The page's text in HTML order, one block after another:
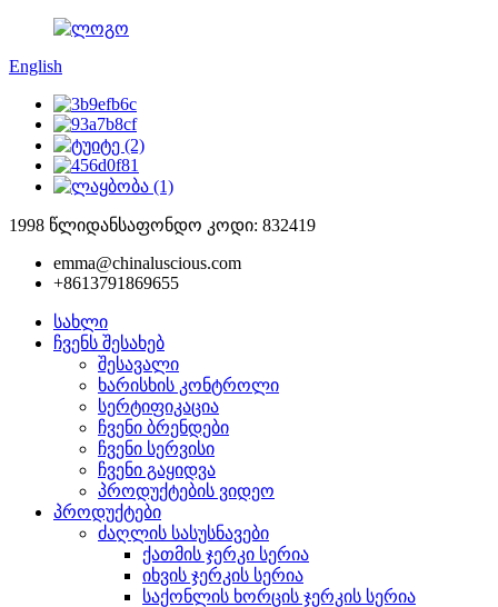
English
1998 წლიდანსაფონდო კოდი: 832419
emma@chinaluscious.com
+8613791869655
სახლი
ჩვენს შესახებ
შესავალი
ხარისხის კონტროლი
სერტიფიკაცია
ჩვენი ბრენდები
ჩვენი სერვისი
ჩვენი გაყიდვა
პროდუქტების ვიდეო
პროდუქტები
ძაღლის სასუსნავები
ქათმის ჯერკი სერია
იხვის ჯერკის სერია
საქონლის ხორცის ჯერკის სერია